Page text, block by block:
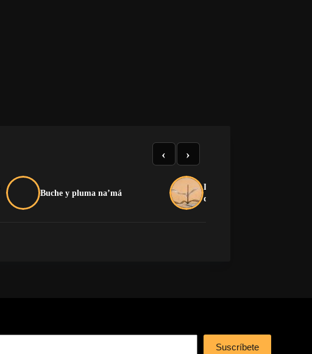
Buche y pluma na’má
La crítica que no devora: el
dilema de la oposición
‹ ›
Suscríbete